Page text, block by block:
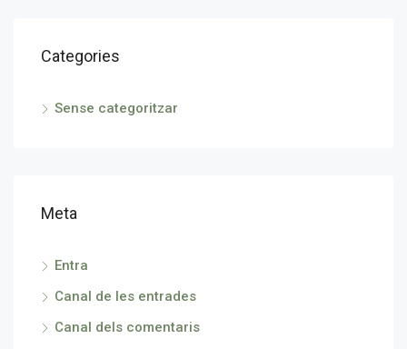
Categories
Sense categoritzar
Meta
Entra
Canal de les entrades
Canal dels comentaris